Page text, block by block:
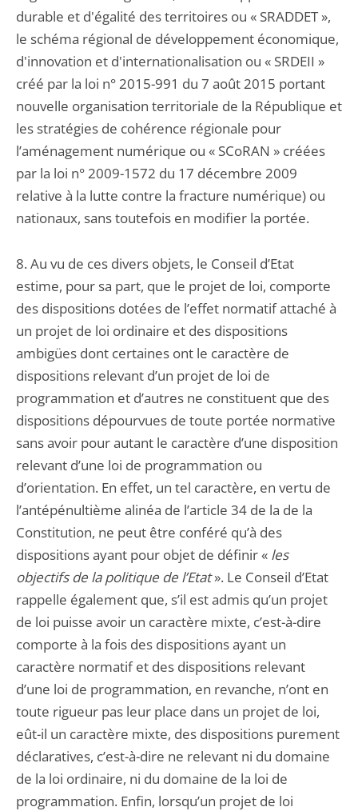
durable et d'égalité des territoires ou « SRADDET »,
le schéma régional de développement économique,
d'innovation et d'internationalisation ou « SRDEII »
créé par la loi n° 2015-991 du 7 août 2015 portant
nouvelle organisation territoriale de la République et
les stratégies de cohérence régionale pour
l’aménagement numérique ou « SCoRAN » créées
par la loi n° 2009-1572 du 17 décembre 2009
relative à la lutte contre la fracture numérique) ou
nationaux, sans toutefois en modifier la portée.
8. Au vu de ces divers objets, le Conseil d’Etat
estime, pour sa part, que le projet de loi, comporte
des dispositions dotées de l’effet normatif attaché à
un projet de loi ordinaire et des dispositions
ambigües dont certaines ont le caractère de
dispositions relevant d’un projet de loi de
programmation et d’autres ne constituent que des
dispositions dépourvues de toute portée normative
sans avoir pour autant le caractère d’une disposition
relevant d’une loi de programmation ou
d’orientation. En effet, un tel caractère, en vertu de
l’antépénultième alinéa de l’article 34 de la de la
Constitution, ne peut être conféré qu’à des
dispositions ayant pour objet de définir « les
objectifs de la politique de l’Etat». Le Conseil d’Etat
rappelle également que, s’il est admis qu’un projet
de loi puisse avoir un caractère mixte, c’est-à-dire
comporte à la fois des dispositions ayant un
caractère normatif et des dispositions relevant
d’une loi de programmation, en revanche, n’ont en
toute rigueur pas leur place dans un projet de loi,
eût-il un caractère mixte, des dispositions purement
déclaratives, c’est-à-dire ne relevant ni du domaine
de la loi ordinaire, ni du domaine de la loi de
programmation. Enfin, lorsqu’un projet de loi